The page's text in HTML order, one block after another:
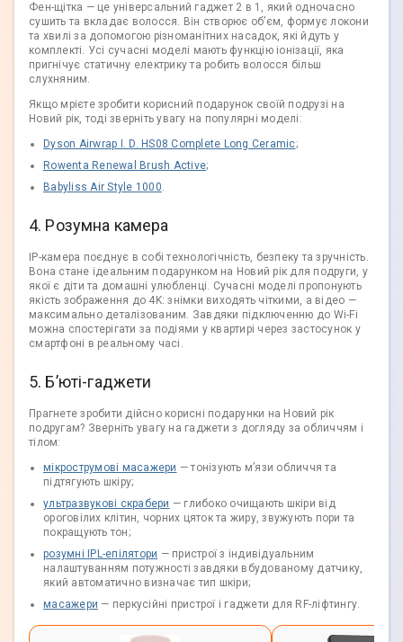
Фен-щітка — це універсальний гаджет 2 в 1, який одночасно
сушить та вкладає волосся. Він створює об’єм, формує локони
та хвилі за допомогою різноманітних насадок, які йдуть у
комплекті. Усі сучасні моделі мають функцію іонізації, яка
пригнічує статичну електрику та робить волосся більш
слухняним.
Якщо мрієте зробити корисний подарунок своїй подрузі на
Новий рік, тоді зверніть увагу на популярні моделі:
Dyson Airwrap I. D. HS08 Complete Long Ceramic;
Rowenta Renewal Brush Active;
Babyliss Air Style 1000.
4. Розумна камера
IP-камера поєднує в собі технологічність, безпеку та зручність.
Вона стане ідеальним подарунком на Новий рік для подруги, у
якої є діти та домашні улюбленці. Сучасні моделі пропонують
якість зображення до 4K: знімки виходять чіткими, а відео —
максимально деталізованим. Завдяки підключенню до Wi-Fi
можна спостерігати за подіями у квартирі через застосунок у
смартфоні в реальному часі.
5. Б’юті-гаджети
Прагнете зробити дійсно корисні подарунки на Новий рік
подругам? Зверніть увагу на гаджети з догляду за обличчям і
тілом:
мікрострумові масажери — тонізують м’язи обличчя та
підтягують шкіру;
ультразвукові скрабери — глибоко очищають шкіри від
ороговілих клітин, чорних цяток та жиру, звужують пори та
покращують тон;
розумні IPL-епілятори — пристрої з індивідуальним
налаштуванням потужності завдяки вбудованому датчику,
який автоматично визначає тип шкіри;
масажери — перкусійні пристрої і гаджети для RF-ліфтингу.